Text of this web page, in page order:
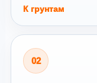
К грунтам
02